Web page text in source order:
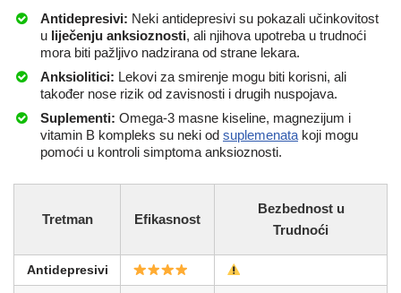
Antidepresivi: Neki antidepresivi su pokazali učinkovitost
u liječenju anksioznosti, ali njihova upotreba u trudnoći
mora biti pažljivo nadzirana od strane lekara.
Anksiolitici: Lekovi za smirenje mogu biti korisni, ali
također nose rizik od zavisnosti i drugih nuspojava.
Suplementi: Omega-3 masne kiseline, magnezijum i
vitamin B kompleks su neki od suplemenata koji mogu
pomoći u kontroli simptoma anksioznosti.
Tretman Efikasnost
Bezbednost u
Trudnoći
Antidepresivi